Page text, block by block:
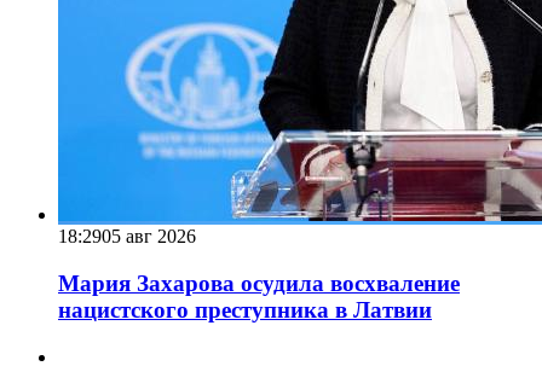
18:2905 авг 2026
Мария Захарова осудила восхваление
нацистского преступника в Латвии